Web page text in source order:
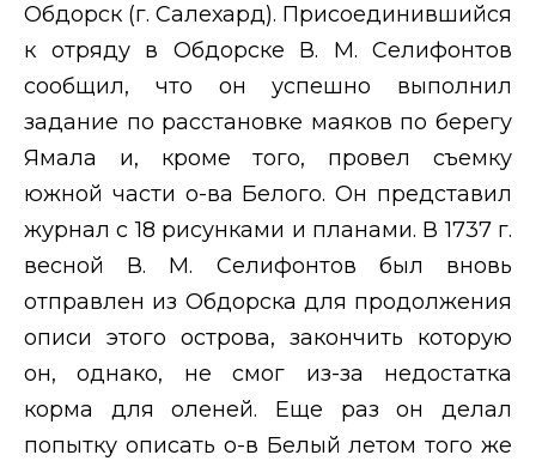
Обдорск (г. Салехард). Присоединившийся
к отряду в Обдорске В. М. Селифонтов
сообщил, что он успешно выполнил
задание по расстановке маяков по берегу
Ямала и, кроме того, провел съемку
южной части о-ва Белого. Он представил
журнал с 18 рисунками и планами. В 1737 г.
весной В. М. Селифонтов был вновь
отправлен из Обдорска для продолжения
описи этого острова, закончить которую
он, однако, не смог из-за недостатка
корма для оленей. Еще раз он делал
попытку описать о-в Белый летом того же